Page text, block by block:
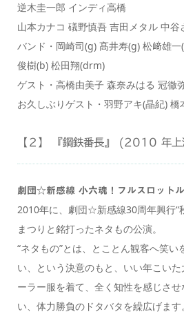
逆木圭一郎 インディ高橋
山本カナコ 礒野慎吾 吉田メタル 中谷
バンド・岡崎司(g) 髙井寿(g) 松﨑雄
俊樹(b) 松田翔(drm)
ゲスト・高橋由美子 森奈みはる 冠徹
お久しぶりゲスト・羽野アキ(晶紀) 橋
【２】 『鋼鉄番長』 (2010
劇団☆新感線 小六魂！フルスロット
2010年に、劇団☆新感線30周年興行“
まつりと銘打ったネタもの公演。
“ネタもの”とは、とことん観客へ笑
い、という決意のもと、いい年こい
ーラー服を着て、全く知性を感じさ
い、体力勝負のドタバタを繰広げます